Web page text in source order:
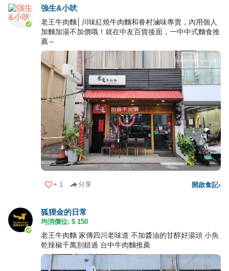
強生&小吠
老王牛肉麵│川味紅燒牛肉麵和眷村滷味專賣，內用個人
加麵加湯不加價哦！就在中友百貨後面，一中中式麵食推
薦～
+ 1 分享 開啟食記›
狐狸金的日常
均消價位: $ 150
老王牛肉麵 家傳四川老味道 不加醬油的甘醇好湯頭 小魚
乾辣椒千萬別錯過 台中牛肉麵推薦